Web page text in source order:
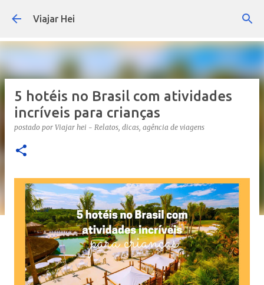
Pular para o conteúdo principal
Viajar Hei
5 hotéis no Brasil com atividades
incríveis para crianças
postado por Viajar hei - Relatos, dicas, agência de viagens